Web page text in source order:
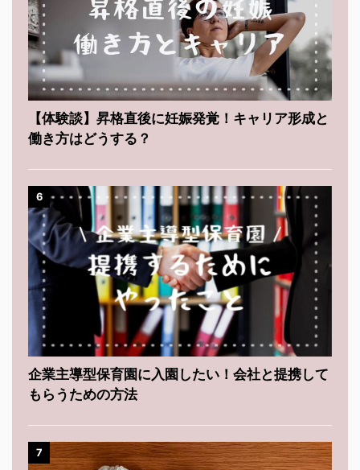
【体験談】昇格直後に妊娠発覚！キャリア形成と
働き方はどうする？
6
企業主導型保育園に入園したい！会社と提携して
もらうための方法
7